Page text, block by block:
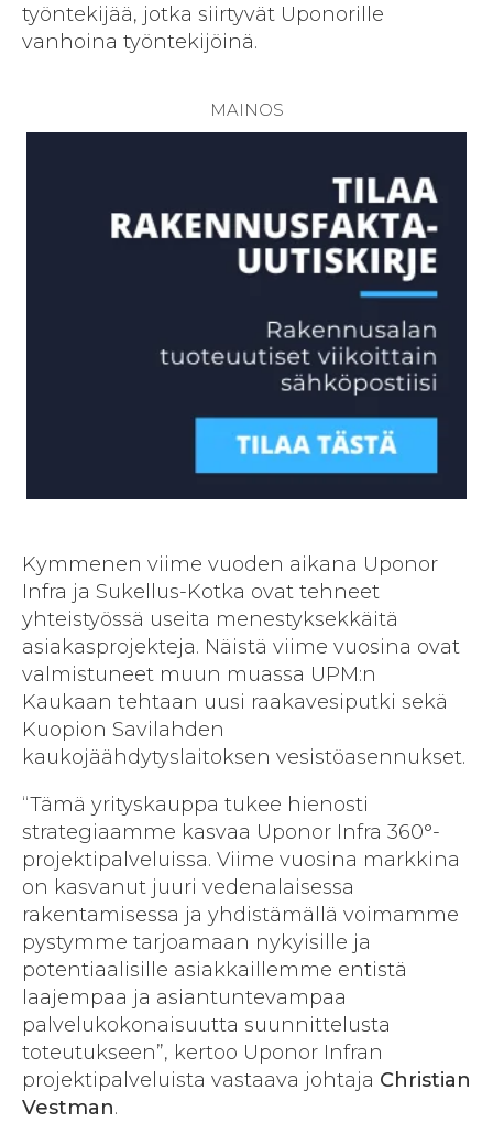
työntekijää, jotka siirtyvät Uponorille
vanhoina työntekijöinä.
Kymmenen viime vuoden aikana Uponor
Infra ja Sukellus-Kotka ovat tehneet
yhteistyössä useita menestyksekkäitä
asiakasprojekteja. Näistä viime vuosina ovat
valmistuneet muun muassa UPM:n
Kaukaan tehtaan uusi raakavesiputki sekä
Kuopion Savilahden
kaukojäähdytyslaitoksen vesistöasennukset.
“Tämä yrityskauppa tukee hienosti
strategiaamme kasvaa Uponor Infra 360°-
projektipalveluissa. Viime vuosina markkina
on kasvanut juuri vedenalaisessa
rakentamisessa ja yhdistämällä voimamme
pystymme tarjoamaan nykyisille ja
potentiaalisille asiakkaillemme entistä
laajempaa ja asiantuntevampaa
palvelukokonaisuutta suunnittelusta
toteutukseen”, kertoo Uponor Infran
projektipalveluista vastaava johtaja Christian
Vestman.